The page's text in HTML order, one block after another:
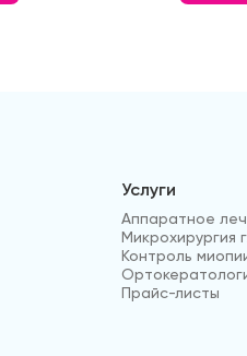
Услуги
Аппаратное
Микрохирургия
Контроль
Прайс-листы